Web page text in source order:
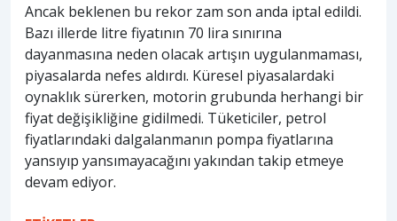
Ancak beklenen bu rekor zam son anda iptal edildi.
Bazı illerde litre fiyatının 70 lira sınırına
dayanmasına neden olacak artışın uygulanmaması,
piyasalarda nefes aldırdı. Küresel piyasalardaki
oynaklık sürerken, motorin grubunda herhangi bir
fiyat değişikliğine gidilmedi. Tüketiciler, petrol
fiyatlarındaki dalgalanmanın pompa fiyatlarına
yansıyıp yansımayacağını yakından takip etmeye
devam ediyor.